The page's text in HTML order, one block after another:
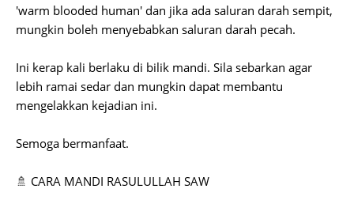
'warm blooded human' dan jika ada saluran darah sempit,
mungkin boleh menyebabkan saluran darah pecah.
Ini kerap kali berlaku di bilik mandi. Sila sebarkan agar
lebih ramai sedar dan mungkin dapat membantu
mengelakkan kejadian ini.
Semoga bermanfaat.
🚿 CARA MANDI RASULULLAH SAW